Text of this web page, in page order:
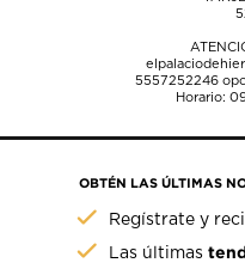
5557252246
Horario:
OBTÉN LAS ÚLTIMAS
Regístrate y
Las últimas